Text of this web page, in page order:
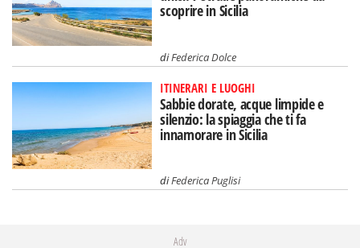
scoprire in Sicilia
diFederica Dolce
ITINERARI E LUOGHI
Sabbie dorate, acque limpide e
silenzio: la spiaggia che ti fa
innamorare in Sicilia
diFederica Puglisi
Adv